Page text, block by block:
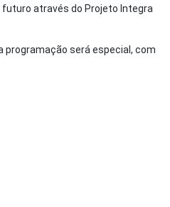
através do Projeto Integra
programação será especial, com